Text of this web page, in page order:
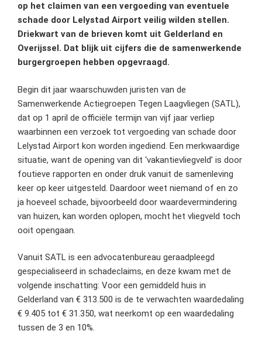
op het claimen van een vergoeding van eventuele
schade door Lelystad Airport veilig wilden stellen.
Driekwart van de brieven komt uit Gelderland en
Overijssel. Dat blijk uit cijfers die de samenwerkende
burgergroepen hebben opgevraagd.
Begin dit jaar waarschuwden juristen van de
Samenwerkende Actiegroepen Tegen Laagvliegen (SATL),
dat op 1 april de officiële termijn van vijf jaar verliep
waarbinnen een verzoek tot vergoeding van schade door
Lelystad Airport kon worden ingediend. Een merkwaardige
situatie, want de opening van dit ‘vakantievliegveld’ is door
foutieve rapporten en onder druk vanuit de samenleving
keer op keer uitgesteld. Daardoor weet niemand of en zo
ja hoeveel schade, bijvoorbeeld door waardevermindering
van huizen, kan worden oplopen, mocht het vliegveld toch
ooit opengaan.
Vanuit SATL is een advocatenbureau geraadpleegd
gespecialiseerd in schadeclaims, en deze kwam met de
volgende inschatting: Voor een gemiddeld huis in
Gelderland van € 313.500 is de te verwachten waardedaling
€ 9.405 tot € 31.350, wat neerkomt op een waardedaling
tussen de 3 en 10%.